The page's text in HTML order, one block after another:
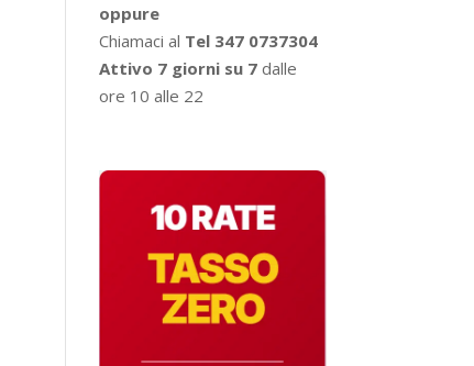
oppure
Chiamaci al Tel 347 0737304
Attivo 7 giorni su 7 dalle
ore 10 alle 22